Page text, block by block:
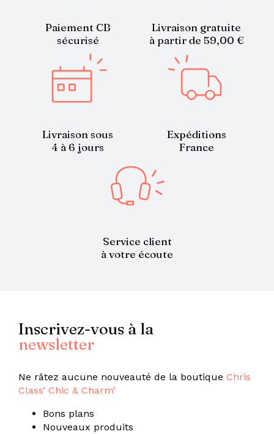
Paiement CB
sécurisé
Livraison gratuite
à partir de 59,00 €
Livraison sous
4 à 6 jours
Expéditions
France
Service client
à votre écoute
Inscrivez-vous à la
newsletter
Ne râtez aucune nouveauté de la boutique Chris
Class’ Chic & Charm’
Bons plans
Nouveaux produits